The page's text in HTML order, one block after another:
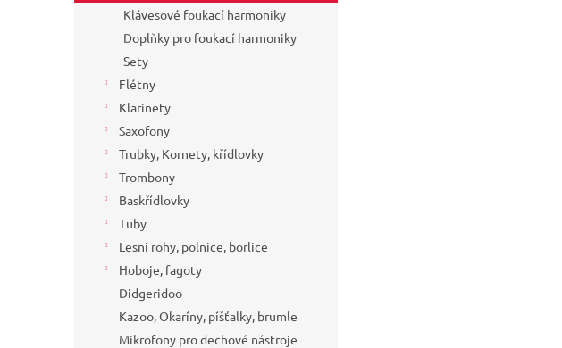
Klávesové foukací harmoniky
Doplňky pro foukací harmoniky
Sety
Flétny
Klarinety
Saxofony
Trubky, Kornety, křídlovky
Trombony
Baskřídlovky
Tuby
Lesní rohy, polnice, borlice
Hoboje, fagoty
Didgeridoo
Kazoo, Okaríny, píšťalky, brumle
Mikrofony pro dechové nástroje